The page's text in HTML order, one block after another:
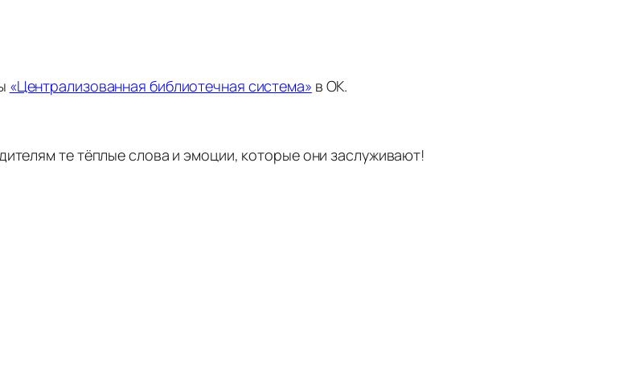
«Централизованная библиотечная система» в ОК.
те тёплые слова и эмоции, которые они заслуживают!